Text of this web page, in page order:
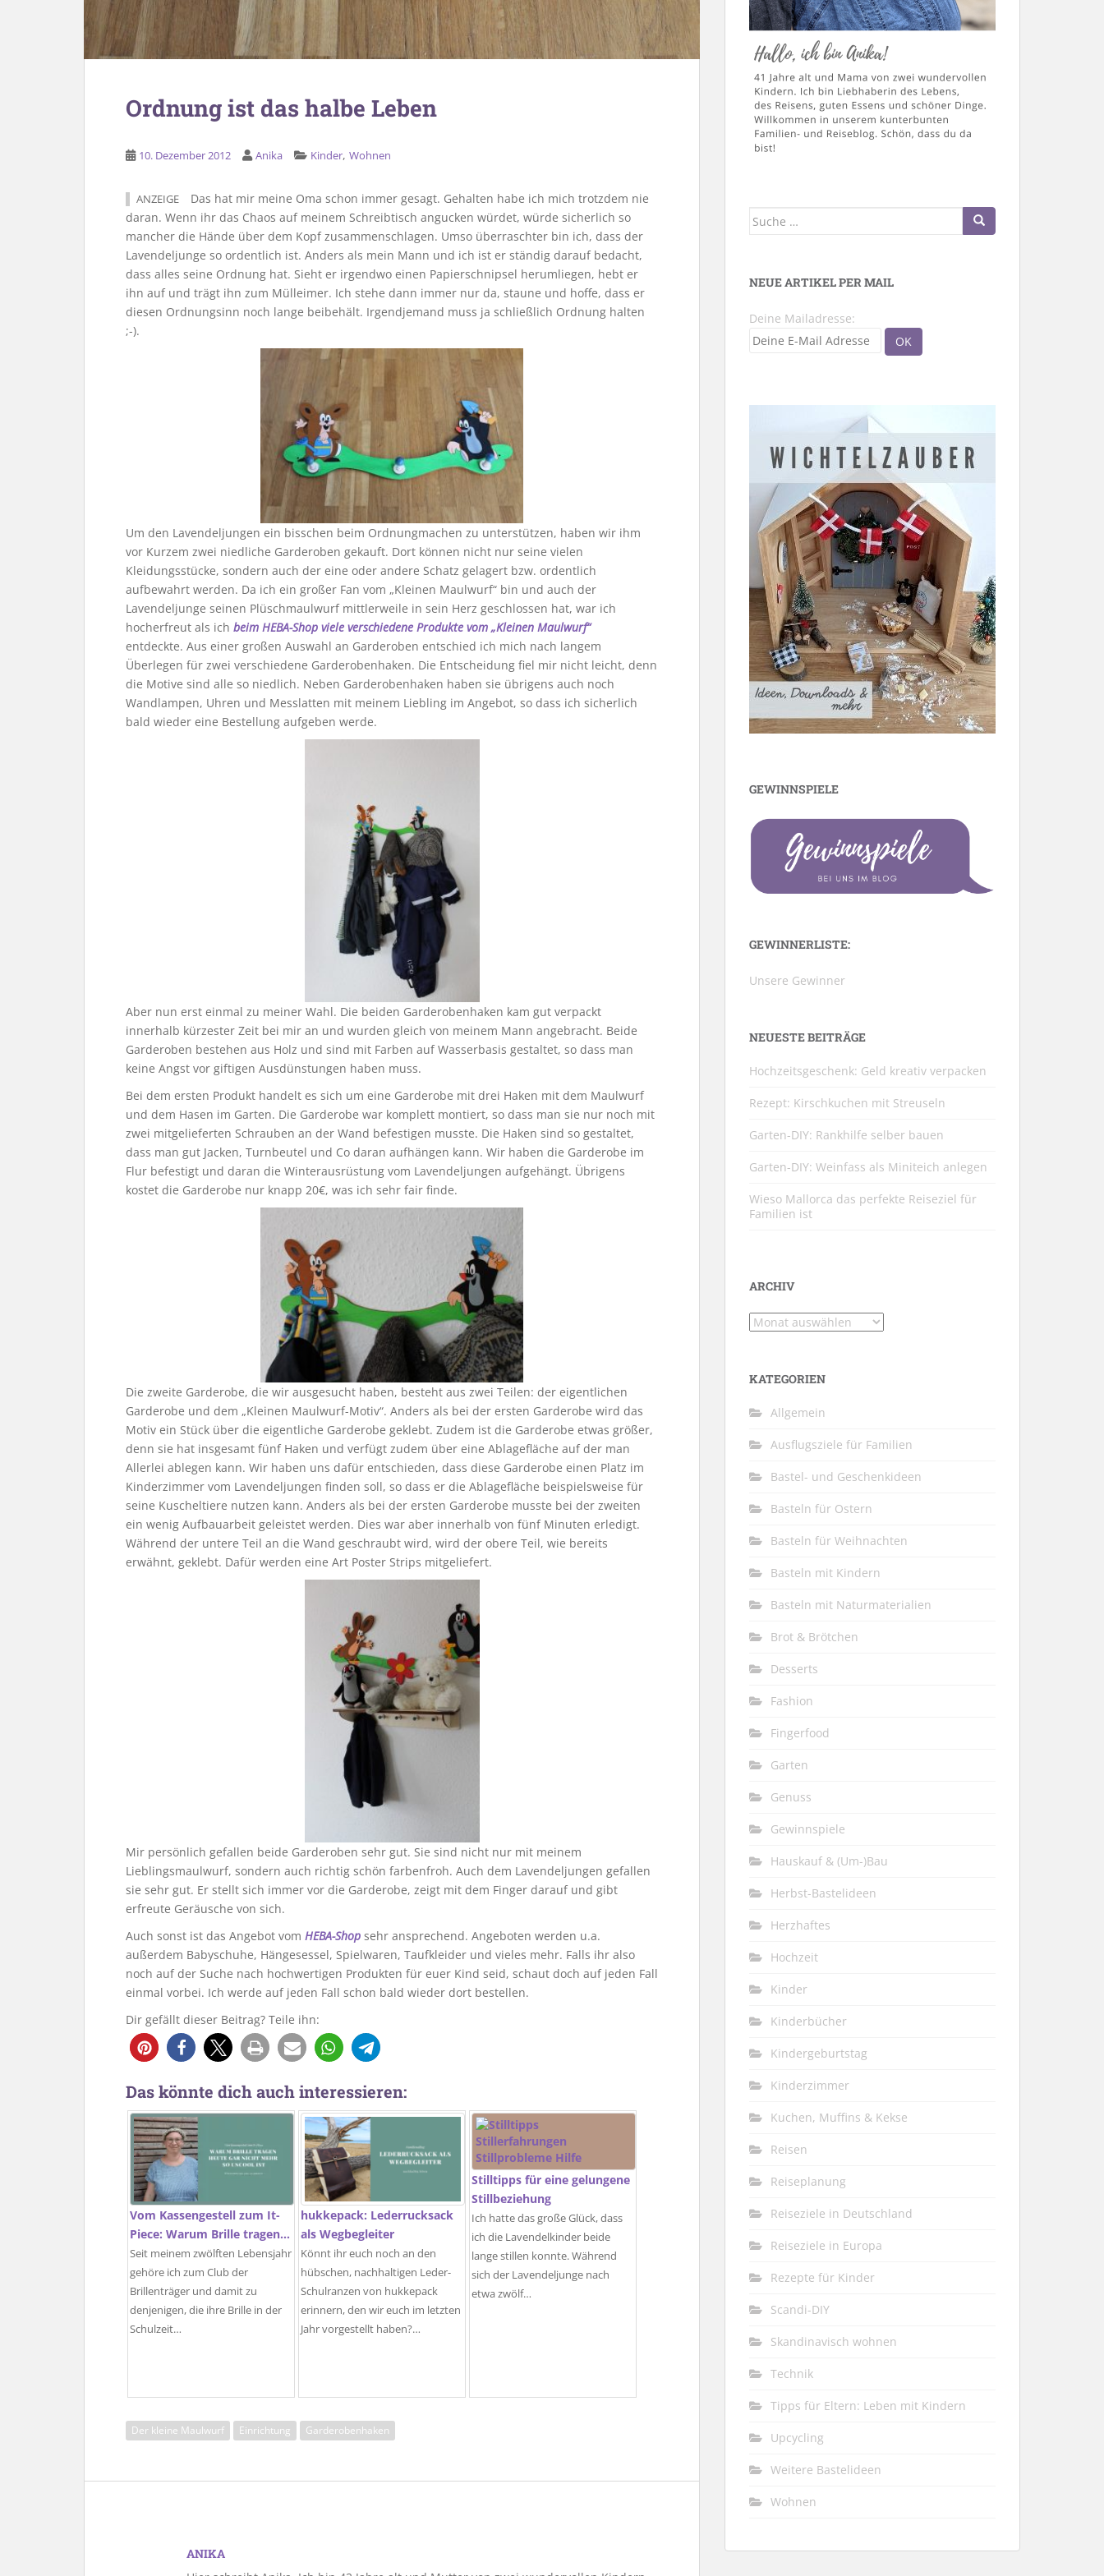
Ordnung ist das halbe Leben
10. Dezember 2012 Anika Kinder, Wohnen
ANZEIGE
Das hat mir meine Oma schon immer gesagt. Gehalten habe ich mich trotzdem nie
daran. Wenn ihr das Chaos auf meinem Schreibtisch angucken würdet, würde sicherlich so
mancher die Hände über dem Kopf zusammenschlagen. Umso überraschter bin ich, dass der
Lavendeljunge so ordentlich ist. Anders als mein Mann und ich ist er ständig darauf bedacht,
dass alles seine Ordnung hat. Sieht er irgendwo einen Papierschnipsel herumliegen, hebt er
ihn auf und trägt ihn zum Mülleimer. Ich stehe dann immer nur da, staune und hoffe, dass er
diesen Ordnungsinn noch lange beibehält. Irgendjemand muss ja schließlich Ordnung halten
;-).
Um den Lavendeljungen ein bisschen beim Ordnungmachen zu unterstützen, haben wir ihm
vor Kurzem zwei niedliche Garderoben gekauft. Dort können nicht nur seine vielen
Kleidungsstücke, sondern auch der eine oder andere Schatz gelagert bzw. ordentlich
aufbewahrt werden. Da ich ein großer Fan vom „Kleinen Maulwurf“ bin und auch der
Lavendeljunge seinen Plüschmaulwurf mittlerweile in sein Herz geschlossen hat, war ich
hocherfreut als ich beim HEBA-Shop viele verschiedene Produkte vom „Kleinen Maulwurf“
entdeckte. Aus einer großen Auswahl an Garderoben entschied ich mich nach langem
Überlegen für zwei verschiedene Garderobenhaken. Die Entscheidung fiel mir nicht leicht, denn
die Motive sind alle so niedlich. Neben Garderobenhaken haben sie übrigens auch noch
Wandlampen, Uhren und Messlatten mit meinem Liebling im Angebot, so dass ich sicherlich
bald wieder eine Bestellung aufgeben werde.
Aber nun erst einmal zu meiner Wahl. Die beiden Garderobenhaken kam gut verpackt
innerhalb kürzester Zeit bei mir an und wurden gleich von meinem Mann angebracht. Beide
Garderoben bestehen aus Holz und sind mit Farben auf Wasserbasis gestaltet, so dass man
keine Angst vor giftigen Ausdünstungen haben muss.
Bei dem ersten Produkt handelt es sich um eine Garderobe mit drei Haken mit dem Maulwurf
und dem Hasen im Garten. Die Garderobe war komplett montiert, so dass man sie nur noch mit
zwei mitgelieferten Schrauben an der Wand befestigen musste. Die Haken sind so gestaltet,
dass man gut Jacken, Turnbeutel und Co daran aufhängen kann. Wir haben die Garderobe im
Flur befestigt und daran die Winterausrüstung vom Lavendeljungen aufgehängt. Übrigens
kostet die Garderobe nur knapp 20€, was ich sehr fair finde.
Die zweite Garderobe, die wir ausgesucht haben, besteht aus zwei Teilen: der eigentlichen
Garderobe und dem „Kleinen Maulwurf-Motiv“. Anders als bei der ersten Garderobe wird das
Motiv ein Stück über die eigentliche Garderobe geklebt. Zudem ist die Garderobe etwas größer,
denn sie hat insgesamt fünf Haken und verfügt zudem über eine Ablagefläche auf der man
Allerlei ablegen kann. Wir haben uns dafür entschieden, dass diese Garderobe einen Platz im
Kinderzimmer vom Lavendeljungen finden soll, so dass er die Ablagefläche beispielsweise für
seine Kuscheltiere nutzen kann. Anders als bei der ersten Garderobe musste bei der zweiten
ein wenig Aufbauarbeit geleistet werden. Dies war aber innerhalb von fünf Minuten erledigt.
Während der untere Teil an die Wand geschraubt wird, wird der obere Teil, wie bereits
erwähnt, geklebt. Dafür werden eine Art Poster Strips mitgeliefert.
Mir persönlich gefallen beide Garderoben sehr gut. Sie sind nicht nur mit meinem
Lieblingsmaulwurf, sondern auch richtig schön farbenfroh. Auch dem Lavendeljungen gefallen
sie sehr gut. Er stellt sich immer vor die Garderobe, zeigt mit dem Finger darauf und gibt
erfreute Geräusche von sich.
Auch sonst ist das Angebot vom HEBA-Shop sehr ansprechend. Angeboten werden u.a.
außerdem Babyschuhe, Hängesessel, Spielwaren, Taufkleider und vieles mehr. Falls ihr also
noch auf der Suche nach hochwertigen Produkten für euer Kind seid, schaut doch auf jeden Fall
einmal vorbei. Ich werde auf jeden Fall schon bald wieder dort bestellen.
Dir gefällt dieser Beitrag? Teile ihn:
Das könnte dich auch interessieren:
Vom Kassengestell zum It-
Piece: Warum Brille tragen…
Seit meinem zwölften Lebensjahr
gehöre ich zum Club der
Brillenträger und damit zu
denjenigen, die ihre Brille in der
Schulzeit…
hukkepack: Lederrucksack
als Wegbegleiter
Könnt ihr euch noch an den
hübschen, nachhaltigen Leder-
Schulranzen von hukkepack
erinnern, den wir euch im letzten
Jahr vorgestellt haben?…
Stilltipps für eine gelungene
Stillbeziehung
Ich hatte das große Glück, dass
ich die Lavendelkinder beide
lange stillen konnte. Während
sich der Lavendeljunge nach
etwa zwölf…
Der kleine Maulwurf Einrichtung Garderobenhaken
ANIKA
Suche
NEUE ARTIKEL PER MAIL
Deine Mailadresse:
GEWINNSPIELE
GEWINNERLISTE:
Unsere Gewinner
NEUESTE BEITRÄGE
Hochzeitsgeschenk: Geld kreativ verpacken
Rezept: Kirschkuchen mit Streuseln
Garten-DIY: Rankhilfe selber bauen
Garten-DIY: Weinfass als Miniteich anlegen
Wieso Mallorca das perfekte Reiseziel für
Familien ist
ARCHIV
Archiv
KATEGORIEN
Allgemein
Ausflugsziele für Familien
Bastel- und Geschenkideen
Basteln für Ostern
Basteln für Weihnachten
Basteln mit Kindern
Basteln mit Naturmaterialien
Brot & Brötchen
Desserts
Fashion
Fingerfood
Garten
Genuss
Gewinnspiele
Hauskauf & (Um-)Bau
Herbst-Bastelideen
Herzhaftes
Hochzeit
Kinder
Kinderbücher
Kindergeburtstag
Kinderzimmer
Kuchen, Muffins & Kekse
Reisen
Reiseplanung
Reiseziele in Deutschland
Reiseziele in Europa
Rezepte für Kinder
Scandi-DIY
Skandinavisch wohnen
Technik
Tipps für Eltern: Leben mit Kindern
Upcycling
Weitere Bastelideen
Wohnen